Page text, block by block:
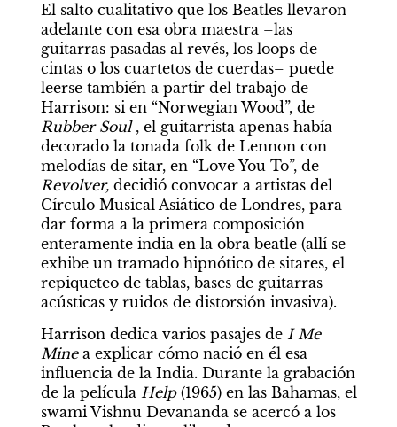
El salto cualitativo que los Beatles llevaron
adelante con esa obra maestra –las
guitarras pasadas al revés, los loops de
cintas o los cuartetos de cuerdas– puede
leerse también a partir del trabajo de
Harrison: si en “Norwegian Wood”, de
Rubber Soul , el guitarrista apenas había
decorado la tonada folk de Lennon con
melodías de sitar, en “Love You To”, de
Revolver, decidió convocar a artistas del
Círculo Musical Asiático de Londres, para
dar forma a la primera composición
enteramente india en la obra beatle (allí se
exhibe un tramado hipnótico de sitares, el
repiqueteo de tablas, bases de guitarras
acústicas y ruidos de distorsión invasiva).
Harrison dedica varios pasajes de I Me
Mine a explicar cómo nació en él esa
influencia de la India. Durante la grabación
de la película Help (1965) en las Bahamas, el
swami Vishnu Devananda se acercó a los